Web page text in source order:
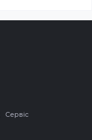
Сервіс